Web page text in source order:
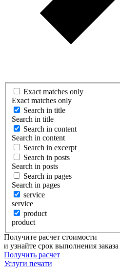
Exact matches only
Exact matches only
Search in title
Search in title
Search in content
Search in content
Search in excerpt
Search in posts
Search in posts
Search in pages
Search in pages
service
service
product
product
Получите расчет стоимости
и узнайте срок выполнения
Получить расчет
Услуги печати